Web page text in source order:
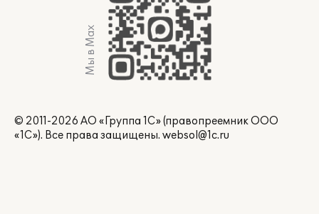
Мы в Max
© 2011-2026 АО «Группа 1С» (правопреемник ООО
«1С»). Все права защищены. websol@1c.ru